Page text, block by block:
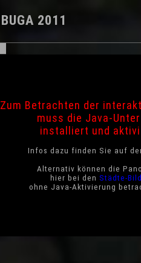
BUGA 2011
Zum Betrachten der
muss die Java-
installiert und
Infos dazu finden Sie auf
Alternativ können die
hier bei den Städte-
ohne Java-Aktivierung